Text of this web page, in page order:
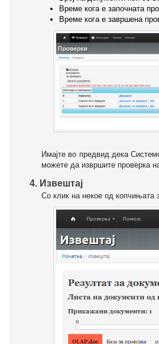
Време кога е започната
Време кога е завршена
Имајте во предвид дека
можете да извршите проверка
4. Извештај
Со клик на некое од копчињата